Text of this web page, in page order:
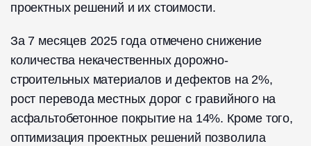
проектных решений и их стоимости.
За 7 месяцев 2025 года отмечено снижение
количества некачественных дорожно-
строительных материалов и дефектов на 2%,
рост перевода местных дорог с гравийного на
асфальтобетонное покрытие на 14%. Кроме того,
оптимизация проектных решений позволила